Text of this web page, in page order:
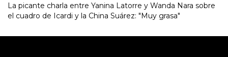
La picante charla entre Yanina Latorre y Wanda Nara sobre
el cuadro de Icardi y la China Suárez: "Muy grasa"